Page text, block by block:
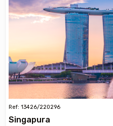
Ref: 13426/220296
Singapura